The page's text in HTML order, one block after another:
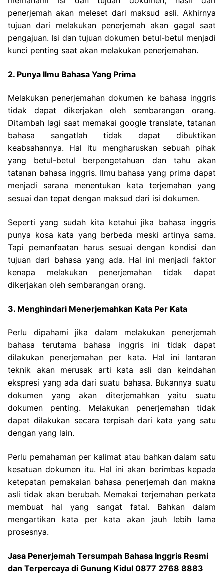
penerjemah akan meleset dari maksud asli. Akhirnya
tujuan dari melakukan penerjemah akan gagal saat
pengajuan. Isi dan tujuan dokumen betul-betul menjadi
kunci penting saat akan melakukan penerjemahan.
2. Punya Ilmu Bahasa Yang Prima
Melakukan penerjemahan dokumen ke bahasa inggris
tidak dapat dikerjakan oleh sembarangan orang.
Ditambah lagi saat memakai google translate, tatanan
bahasa sangatlah tidak dapat dibuktikan
keabsahannya. Hal itu mengharuskan sebuah pihak
yang betul-betul berpengetahuan dan tahu akan
tatanan bahasa inggris. Ilmu bahasa yang prima dapat
menjadi sarana menentukan kata terjemahan yang
sesuai dan tepat dengan maksud dari isi dokumen.
Seperti yang sudah kita ketahui jika bahasa inggris
punya kosa kata yang berbeda meski artinya sama.
Tapi pemanfaatan harus sesuai dengan kondisi dan
tujuan dari bahasa yang ada. Hal ini menjadi faktor
kenapa melakukan penerjemahan tidak dapat
dikerjakan oleh sembarangan orang.
3. Menghindari Menerjemahkan Kata Per Kata
Perlu dipahami jika dalam melakukan penerjemah
bahasa terutama bahasa inggris ini tidak dapat
dilakukan penerjemahan per kata. Hal ini lantaran
teknik akan merusak arti kata asli dan keindahan
ekspresi yang ada dari suatu bahasa. Bukannya suatu
dokumen yang akan diterjemahkan yaitu suatu
dokumen penting. Melakukan penerjemahan tidak
dapat dilakukan secara terpisah dari kata yang satu
dengan yang lain.
Perlu pemahaman per kalimat atau bahkan dalam satu
kesatuan dokumen itu. Hal ini akan berimbas kepada
ketepatan pemakaian bahasa penerjemah dan makna
asli tidak akan berubah. Memakai terjemahan perkata
membuat hal yang sangat fatal. Bahkan dalam
mengartikan kata per kata akan jauh lebih lama
prosesnya.
Jasa Penerjemah Tersumpah Bahasa Inggris Resmi
dan Terpercaya di Gunung Kidul 0877 2768 8883